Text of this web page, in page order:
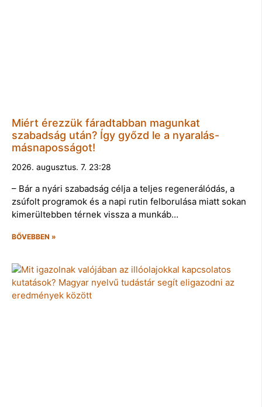
Miért érezzük fáradtabban magunkat
szabadság után? Így győzd le a nyaralás-
másnaposságot!
2026. augusztus. 7. 23:28
– Bár a nyári szabadság célja a teljes regenerálódás, a
zsúfolt programok és a napi rutin felborulása miatt sokan
kimerültebben térnek vissza a munkáb…
BŐVEBBEN »